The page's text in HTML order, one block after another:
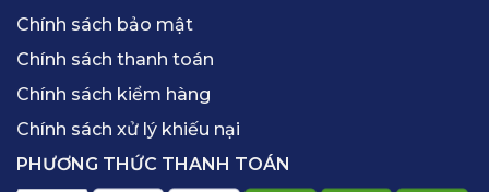
Chính sách bảo mật
Chính sách thanh toán
Chính sách kiểm hàng
Chính sách xử lý khiếu nại
PHƯƠNG THỨC THANH TOÁN